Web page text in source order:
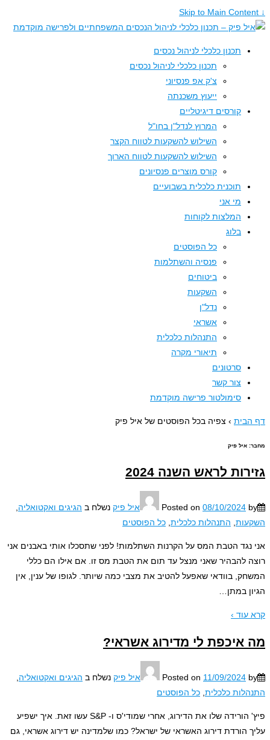
תכנון כלכלי לניהול נכסים
תכנון כלכלי לניהול נכסים
צ'ק אפ פנסיוני
ייעוץ משכנתה
קורסים דיגיטליים
המרוץ לנדל"ן בחו"ל
השילוש להשקעות לטווח הקצר
השילוש להשקעות לטווח הארוך
קורס מוצרים פנסיונים
תוכנית כלכלית בשבועיים
מי אני
המלצות לקוחות
בלוג
כל הפוסטים
פנסיה והשתלמות
ביטוחים
השקעות
נדל"ן
אשראי
התנהלות כלכלית
תיאורי מקרה
סרטונים
צור קשר
סימולטור פרישה מוקדמת
› צפיה בכל הפוסטים של איל פיק
איל פיק
לראש השנה 2024
Posted on08/10/2024 איל פיק נשלח בהגיגים ואקטואליה,
,התנהלות כלכלית,כל הפוסטים
הטבת המס על הקרנות השתלמות! לפני שתסכלו אותי באבנים אני
להבהיר שאני מנצל עד תום את הטבת מס זו. אם אילו הם כללי
בוודאי שאפעל להטיב את מצבי כמה שיותר. לגופו של ענין, אין
במתן …
›
איכפת לי מדירוג אשראי?
Posted on11/09/2024 איל פיק נשלח בהגיגים ואקטואליה,
כלכלית,כל הפוסטים
פיץ' הורידה שלו את הדירוג, אחרי שמודי'ס ו- S&P עשו זאת. איך ישפיע
הורדת דירוג האשראי של ישראל? כמו שלמדינה יש דירוג אשראי, גם